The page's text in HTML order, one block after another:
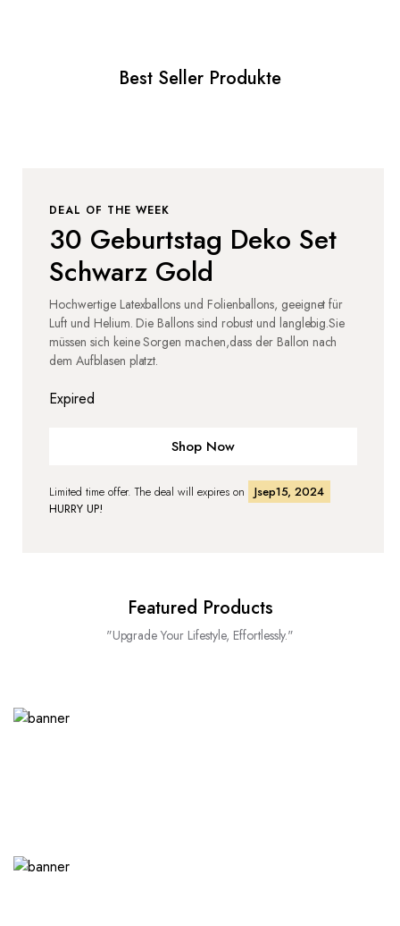
Best Seller Produkte
DEAL OF THE WEEK
30 Geburtstag Deko Set
Schwarz Gold
Hochwertige Latexballons und Folienballons, geeignet für
Luft und Helium. Die Ballons sind robust und langlebig.Sie
müssen sich keine Sorgen machen,dass der Ballon nach
dem Aufblasen platzt.
Expired
Shop Now
Limited time offer. The deal will expires on
Jsep15, 2024
HURRY UP!
Featured Products
"Upgrade Your Lifestyle, Effortlessly."